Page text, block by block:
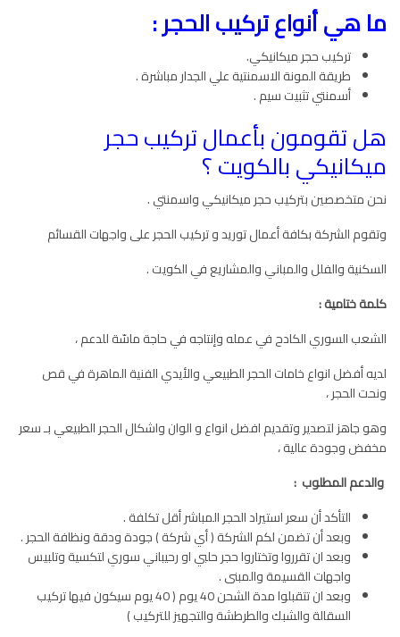
ما هي أنواع تركيب الحجر :
تركيب حجر ميكانيكي.
طريقة المونة الاسمنتية علي الجدار مباشرة .
أسمنتي تثبيت سيم .
هل تقومون بأعمال تركيب حجر
ميكانيكي بالكويت ؟
نحن متخصصين بتركيب حجر ميكانيكي واسمنتي .
وتقوم الشركة بكافة أعمال توريد و تركيب الحجر على واجهات القسائم
السكنية والفلل والمباني والمشاريع في الكويت .
كلمة ختامية :
الشعب السوري الكادح في عمله وإنتاجه في حاجة ماسّة للدعم ،
لديه أفضل انواع خامات الحجر الطبيعي والأيدي الفنية الماهرة في قص
ونحت الحجر ،
وهو جاهز لتصدير وتقديم افضل انواع و الوان واشكال الحجر الطبيعي بـ سعر
مخفض وجودة عالية ،
والدعم المطلوب :
التأكد أن سعر استيراد الحجر المباشر أقل تكلفة .
وبعد أن تضمن لكم الشركة ( أي شركة ) جودة ودقة ونظافة الحجر .
وبعد ان تقرروا وتختاروا حجر حلبي او رحيباني سوري لتكسية وتلبيس
واجهات القسيمة والمبنى .
وبعد ان تتقبلوا مدة الشحن 40 يوم ( 40 يوم سيكون فيها تركيب
السقالة والشبك والطرطشة والتجهيز للتركيب )